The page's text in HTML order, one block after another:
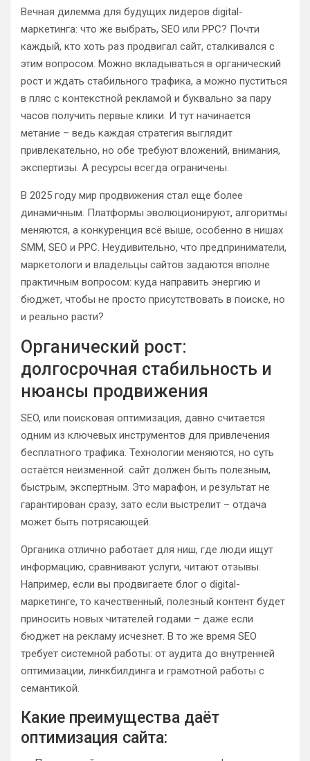
Вечная дилемма для будущих лидеров digital-
маркетинга: что же выбрать, SEO или PPC? Почти
каждый, кто хоть раз продвигал сайт, сталкивался с
этим вопросом. Можно вкладываться в органический
рост и ждать стабильного трафика, а можно пуститься
в пляс с контекстной рекламой и буквально за пару
часов получить первые клики. И тут начинается
метание – ведь каждая стратегия выглядит
привлекательно, но обе требуют вложений, внимания,
экспертизы. А ресурсы всегда ограничены.
В 2025 году мир продвижения стал еще более
динамичным. Платформы эволюционируют, алгоритмы
меняются, а конкуренция всё выше, особенно в нишах
SMM, SEO и PPC. Неудивительно, что предприниматели,
маркетологи и владельцы сайтов задаются вполне
практичным вопросом: куда направить энергию и
бюджет, чтобы не просто присутствовать в поиске, но
и реально расти?
Органический рост:
долгосрочная стабильность и
нюансы продвижения
SEO, или поисковая оптимизация, давно считается
одним из ключевых инструментов для привлечения
бесплатного трафика. Технологии меняются, но суть
остаётся неизменной: сайт должен быть полезным,
быстрым, экспертным. Это марафон, и результат не
гарантирован сразу, зато если выстрелит – отдача
может быть потрясающей.
Органика отлично работает для ниш, где люди ищут
информацию, сравнивают услуги, читают отзывы.
Например, если вы продвигаете блог о digital-
маркетинге, то качественный, полезный контент будет
приносить новых читателей годами – даже если
бюджет на рекламу исчезнет. В то же время SEO
требует системной работы: от аудита до внутренней
оптимизации, линкбилдинга и грамотной работы с
семантикой.
Какие преимущества даёт
оптимизация сайта: